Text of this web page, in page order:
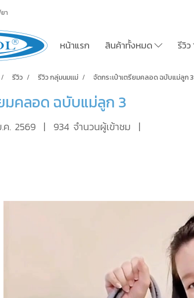
า
หน้าแรก สินค้าทั้งหมด รีวิว
รีวิว รีวิว กลุ่มนมเเม่ จัดกระเป๋าเตรียมคลอด ฉบับแม่ลูก 3
มคลอด ฉบับแม่ลูก 3
. 2569 | 934 จำนวนผู้เข้าชม |